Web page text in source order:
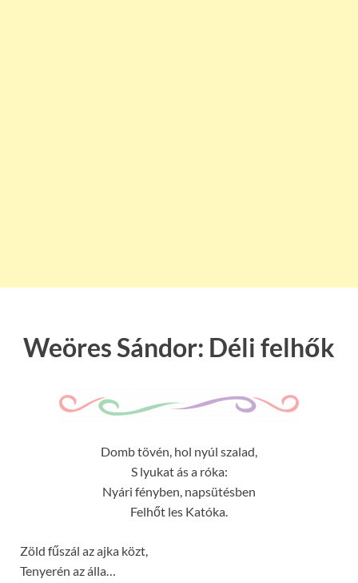
Weöres Sándor: Déli felhők
Domb tövén, hol nyúl szalad,
S lyukat ás a róka:
Nyári fényben, napsütésben
Felhőt les Katóka.
Zöld fűszál az ajka közt,
Tenyerén az álla…